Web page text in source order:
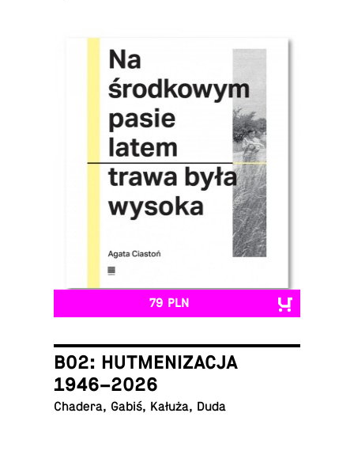
79 PLN
B02: HUTMENIZACJA
1946–2026
Chadera, Gabiś, Kałuża, Duda